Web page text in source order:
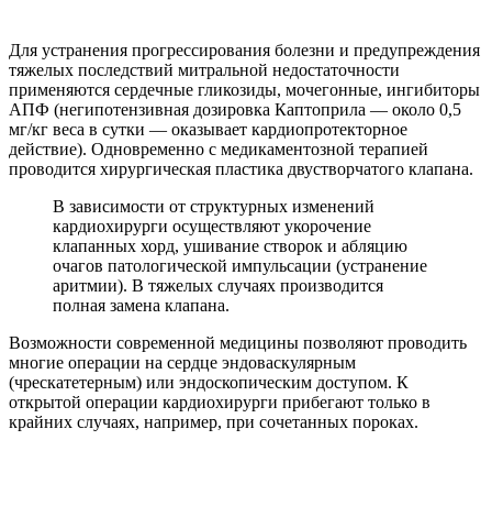
Для устранения прогрессирования болезни и предупреждения
тяжелых последствий митральной недостаточности
применяются сердечные гликозиды, мочегонные, ингибиторы
АПФ (негипотензивная дозировка Каптоприла — около 0,5
мг/кг веса в сутки — оказывает кардиопротекторное
действие). Одновременно с медикаментозной терапией
проводится хирургическая пластика двустворчатого клапана.
В зависимости от структурных изменений
кардиохирурги осуществляют укорочение
клапанных хорд, ушивание створок и абляцию
очагов патологической импульсации (устранение
аритмии). В тяжелых случаях производится
полная замена клапана.
Возможности современной медицины позволяют проводить
многие операции на сердце эндоваскулярным
(чрескатетерным) или эндоскопическим доступом. К
открытой операции кардиохирурги прибегают только в
крайних случаях, например, при сочетанных пороках.